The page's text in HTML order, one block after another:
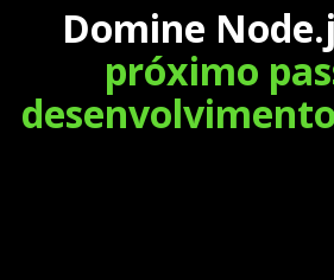
Domine
próximo